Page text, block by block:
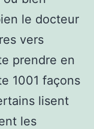
le docteur
vers
prendre en
1001 façons
lisent
les